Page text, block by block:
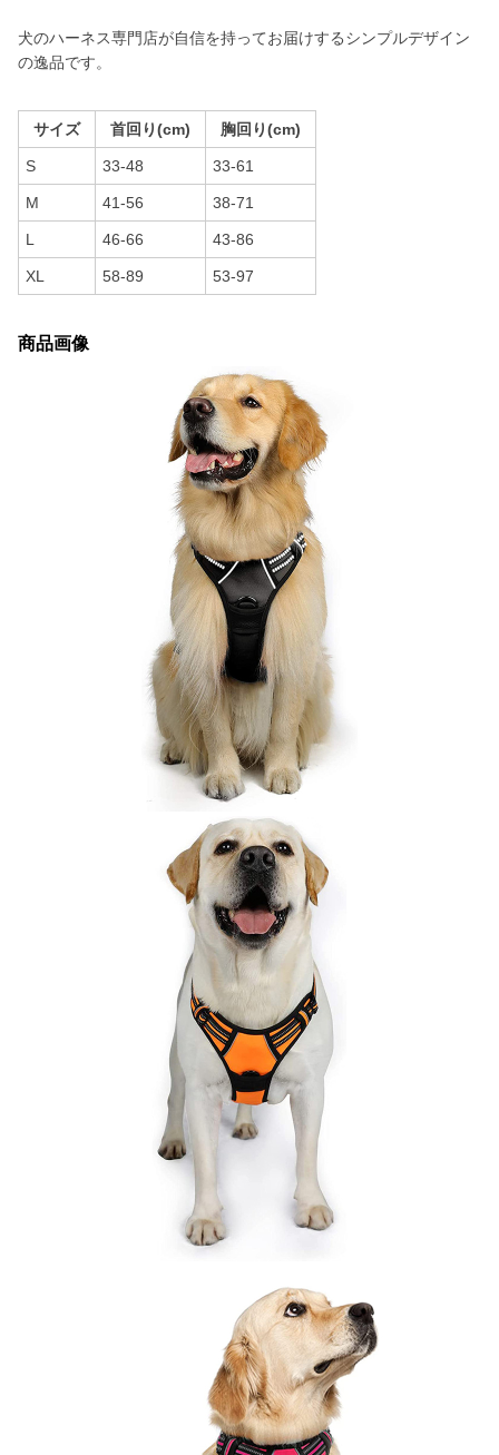
犬のハーネス専門店が自信を持ってお届けするシンプルデザイン
の逸品です。
サイズ 首回り(cm) 胸回り(cm)
S 33-48 33-61
M 41-56 38-71
L 46-66 43-86
XL 58-89 53-97
商品画像